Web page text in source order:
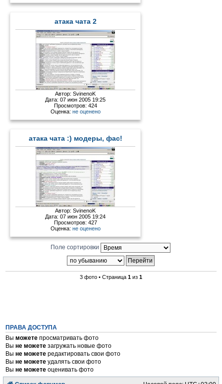
атака чата 2
Автор:SvinenoK
Дата: 07 июн 2005 19:25
Просмотров: 424
Оценка: не оценено
атака чата :) модеры, фас!
Автор:SvinenoK
Дата: 07 июн 2005 19:24
Просмотров: 427
Оценка: не оценено
Поле сортировки
3 фото • Страница 1 из 1
ПРАВА ДОСТУПА
Выможете просматривать фото
Выне можете загружать новые фото
Выне можете редактировать свои фото
Выне можете удалять свои фото
Выне можете оценивать фото